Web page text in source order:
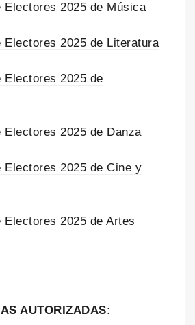
Electores 2025 de Música
Electores 2025 de Literatura
2025 de
2025 de Danza
Electores 2025 de Cine y
2025 de Artes
AUTORIZADAS: